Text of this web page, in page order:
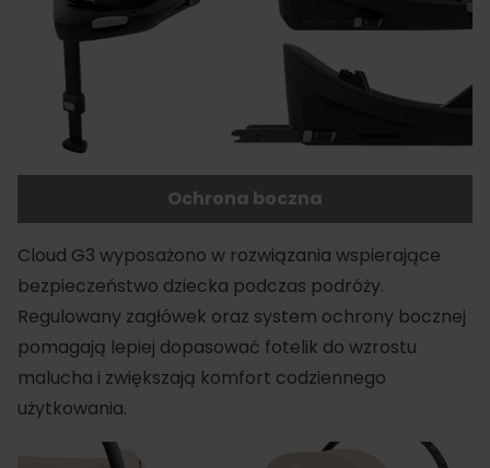
Ochrona boczna
Cloud G3 wyposażono w rozwiązania wspierające
bezpieczeństwo dziecka podczas podróży.
Regulowany zagłówek oraz system ochrony bocznej
pomagają lepiej dopasować fotelik do wzrostu
malucha i zwiększają komfort codziennego
użytkowania.